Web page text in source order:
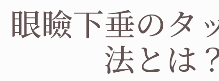
眼瞼下垂のタ
法とは